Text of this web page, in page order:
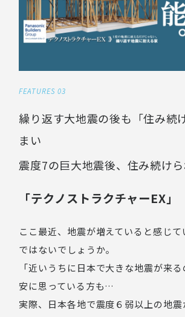
FEATURES 03
繰り返す大地震の後も「住み続
まい
震度7の巨大地震後、住み続け
「テクノストラクチャーEX」
ここ最近、地震が増えていると感じて
ではないでしょうか。
「近いうちに日本で大きな地震が来
安に思っている方も…
実際、日本各地で震度６弱以上の地震